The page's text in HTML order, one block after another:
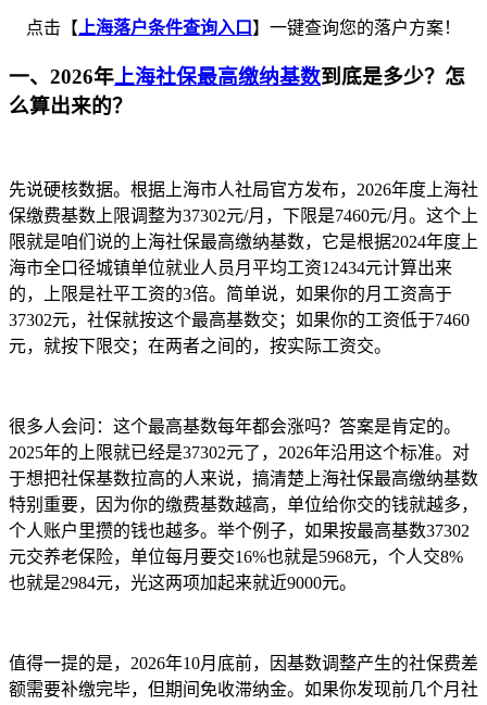
点击【 上海落户条件查询入口 】一键查询您的落户方案！
一、2026年上海社保最高缴纳基数到底是多少？怎
么算出来的？
先说硬核数据。根据上海市人社局官方发布，2026年度上海社
保缴费基数上限调整为37302元/月，下限是7460元/月。这个上
限就是咱们说的上海社保最高缴纳基数，它是根据2024年度上
海市全口径城镇单位就业人员月平均工资12434元计算出来
的，上限是社平工资的3倍。简单说，如果你的月工资高于
37302元，社保就按这个最高基数交；如果你的工资低于7460
元，就按下限交；在两者之间的，按实际工资交。
很多人会问：这个最高基数每年都会涨吗？答案是肯定的。
2025年的上限就已经是37302元了，2026年沿用这个标准。对
于想把社保基数拉高的人来说，搞清楚上海社保最高缴纳基数
特别重要，因为你的缴费基数越高，单位给你交的钱就越多，
个人账户里攒的钱也越多。举个例子，如果按最高基数37302
元交养老保险，单位每月要交16%也就是5968元，个人交8%
也就是2984元，光这两项加起来就近9000元。
值得一提的是，2026年10月底前，因基数调整产生的社保费差
额需要补缴完毕，但期间免收滞纳金。如果你发现前几个月社